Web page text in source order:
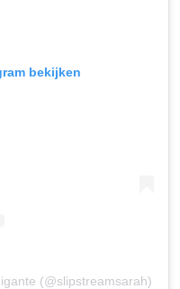
bekijken
(@slipstreamsarah)